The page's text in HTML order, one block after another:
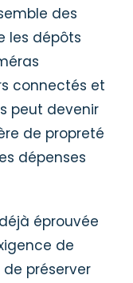
des
les dépôts
connectés et
peut devenir
de propreté
dépenses
éprouvée
de
préserver